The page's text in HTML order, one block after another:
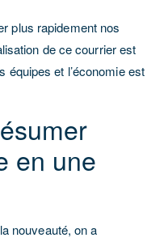
plus rapidement nos
de ce courrier est
équipes et l’économie est
en une
nouveauté, on a